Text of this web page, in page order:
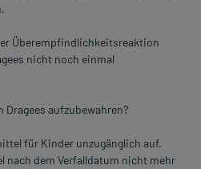
Überempfindlichkeitsreaktion
nicht noch einmal
Dragees aufzubewahren?
für Kinder unzugänglich auf.
nach dem Verfalldatum nicht mehr